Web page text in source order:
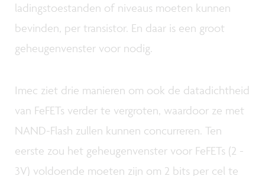
ladingstoestanden of niveaus moeten kunnen
bevinden, per transistor. En daar is een groot
geheugenvenster voor nodig.
Imec ziet drie manieren om ook de datadichtheid
van FeFETs verder te vergroten, waardoor ze met
NAND-Flash zullen kunnen concurreren. Ten
eerste zou het geheugenvenster voor FeFETs (2 -
3V) voldoende moeten zijn om 2 bits per cel te